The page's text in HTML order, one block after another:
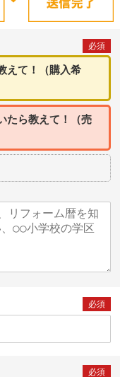
必須
えて！（購入希
たら教えて！（売
必須
必須